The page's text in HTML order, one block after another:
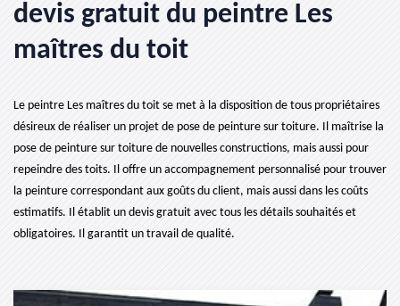
devis gratuit du peintre Les
maîtres du toit
Le peintre Les maîtres du toit se met à la disposition de tous propriétaires
désireux de réaliser un projet de pose de peinture sur toiture. Il maîtrise la
pose de peinture sur toiture de nouvelles constructions, mais aussi pour
repeindre des toits. Il offre un accompagnement personnalisé pour trouver
la peinture correspondant aux goûts du client, mais aussi dans les coûts
estimatifs. Il établit un devis gratuit avec tous les détails souhaités et
obligatoires. Il garantit un travail de qualité.